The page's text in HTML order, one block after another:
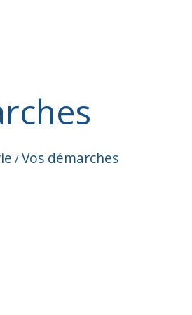
/Vos démarches